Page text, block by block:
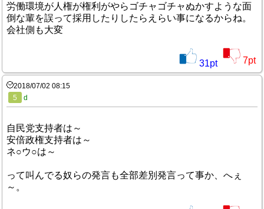
労働環境が人権が権利がやらゴチャゴチャぬかすような面
倒な輩を誤って採用したりしたらえらい事になるからね。
会社側も大変
31pt 7pt
2018/07/02 08:15
5
d
自民党支持者は～
安倍政権支持者は～
ネ○ウ○は～
って叫んでる奴らの発言も全部差別発言って事か、へぇ
～。